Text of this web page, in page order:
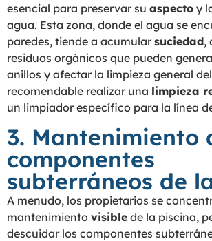
esencial para preservar su aspecto y
agua. Esta zona, donde el agua se
paredes, tiende a acumular suciedad,
residuos orgánicos que pueden
anillos y afectar la limpieza general
recomendable realizar una limpieza
un limpiador específico para la línea
3. Mantenimiento
componentes
subterráneos de
A menudo, los propietarios se
mantenimiento visible de la piscina,
descuidar los componentes